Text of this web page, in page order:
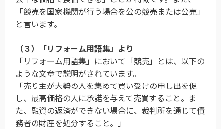
「競売を国家機関が行う場合を公の競売または公売」
と言います。
（３）「リフォーム用語集」より
「リフォーム用語集」において「競売」とは、以下の
ような文章で説明がされています。
「売り主が大勢の人を集めて買い受けの申し出を促
し、最高価格の人に承諾を与えて売買すること。ま
た、融資の返済ができない場合に、裁判所を通じて債
務者の財産を処分すること。」